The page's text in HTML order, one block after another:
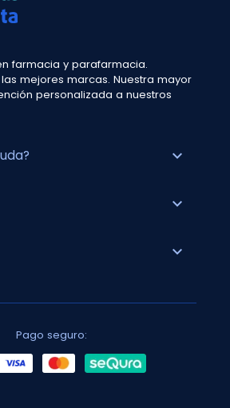
farmacia y parafarmacia.
mejores marcas. Nuestra mayor
personalizada a nuestros
expand_more
expand_more
expand_more
Pago seguro: